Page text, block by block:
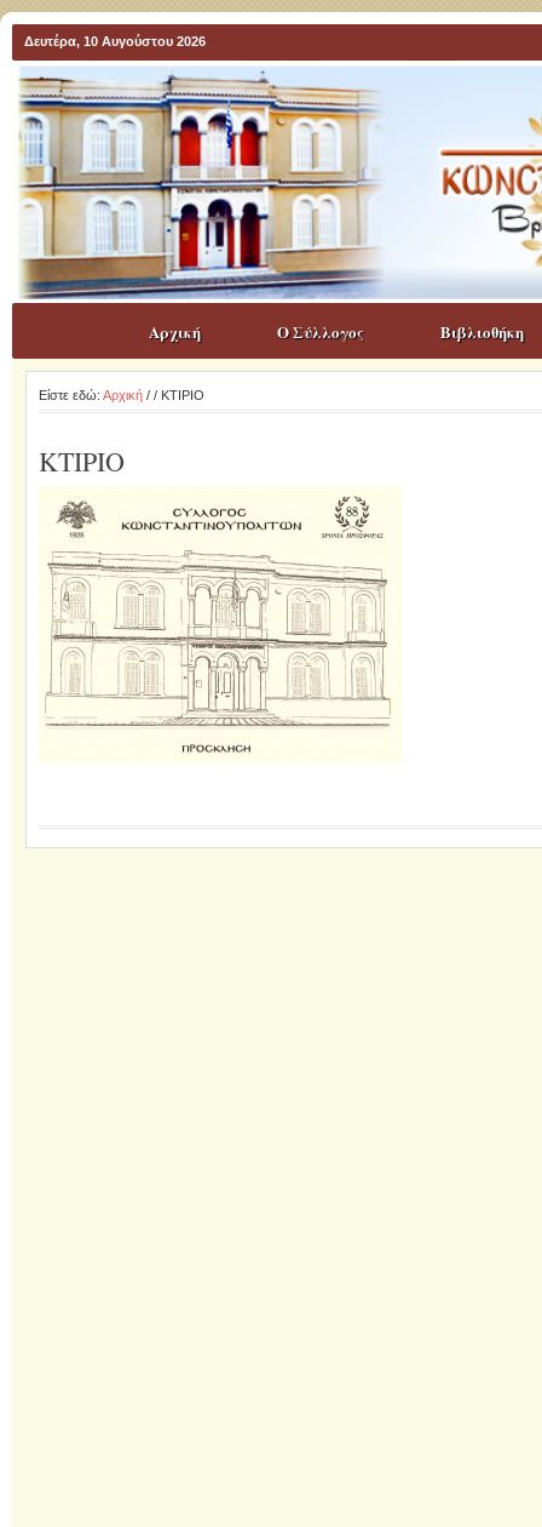
Δευτέρα, 10 Αυγούστου 2026
Αρχική Ο Σύλλογος Βιβλιοθήκη
Είστε εδώ: Αρχική/ / ΚΤΙΡΙΟ
ΚΤΙΡΙΟ